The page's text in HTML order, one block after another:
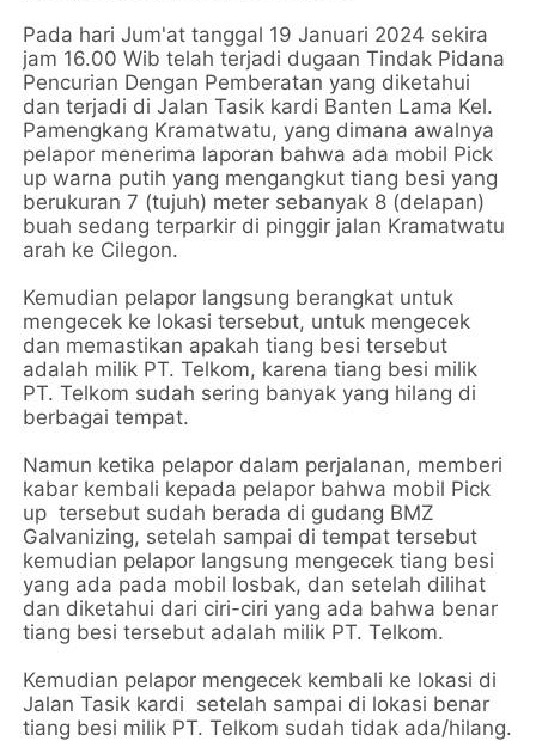
Pada hari Jum'at tanggal 19 Januari 2024 sekira
jam 16.00 Wib telah terjadi dugaan Tindak Pidana
Pencurian Dengan Pemberatan yang diketahui
dan terjadi di Jalan Tasik kardi Banten Lama Kel.
Pamengkang Kramatwatu, yang dimana awalnya
pelapor menerima laporan bahwa ada mobil Pick
up warna putih yang mengangkut tiang besi yang
berukuran 7 (tujuh) meter sebanyak 8 (delapan)
buah sedang terparkir di pinggir jalan Kramatwatu
arah ke Cilegon.
Kemudian pelapor langsung berangkat untuk
mengecek ke lokasi tersebut, untuk mengecek
dan memastikan apakah tiang besi tersebut
adalah milik PT. Telkom, karena tiang besi milik
PT. Telkom sudah sering banyak yang hilang di
berbagai tempat.
Namun ketika pelapor dalam perjalanan, memberi
kabar kembali kepada pelapor bahwa mobil Pick
up tersebut sudah berada di gudang BMZ
Galvanizing, setelah sampai di tempat tersebut
kemudian pelapor langsung mengecek tiang besi
yang ada pada mobil losbak, dan setelah dilihat
dan diketahui dari ciri-ciri yang ada bahwa benar
tiang besi tersebut adalah milik PT. Telkom.
Kemudian pelapor mengecek kembali ke lokasi di
Jalan Tasik kardi setelah sampai di lokasi benar
tiang besi milik PT. Telkom sudah tidak ada/hilang.